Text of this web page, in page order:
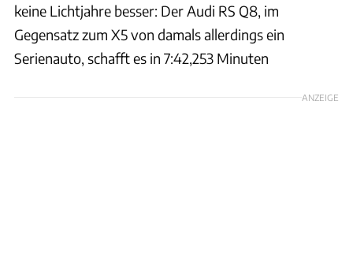
keine Lichtjahre besser: Der Audi RS Q8, im
Gegensatz zum X5 von damals allerdings ein
Serienauto, schafft es in 7:42,253 Minuten
ANZEIGE